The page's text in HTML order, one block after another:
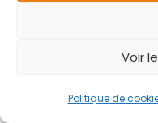
Voir
Politique de